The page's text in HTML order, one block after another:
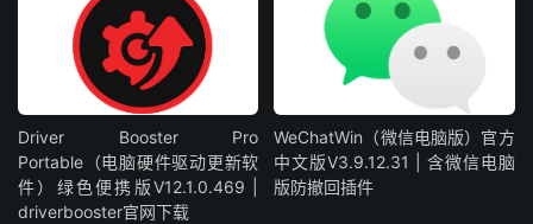
Driver Booster Pro
Portable（电脑硬件驱动更新软
件）绿色便携版V12.1.0.469 |
driverbooster官网下载
WeChatWin（微信电脑版）官方
中文版V3.9.12.31 | 含微信电脑
版防撤回插件